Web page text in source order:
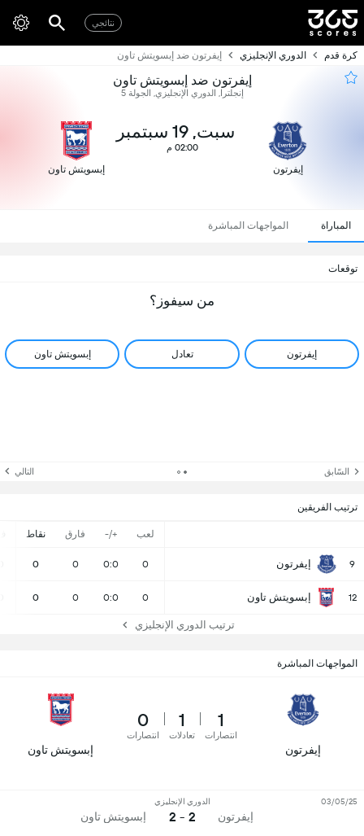
نتائجي
كرة قدم الدوري الإنجليزي إيفرتون ضد إبسويتش تاون
إيفرتون ضد إبسويتش تاون
إنجلترا, الدوري الإنجليزي, الجولة 5
إيفرتون
سبت, 19 سبتمبر
02:00 م
إبسويتش تاون
المباراة المواجهات المباشرة
توقعات
من سيفوز؟
إيفرتون تعادل إبسويتش تاون
السّابق التالي
ترتيب الفريقين
لعب +/- فارق نقاط
9 إيفرتون 0
0:0
0
0
12 إبسويتش تاون 0
0:0
0
0
ترتيب الدوري الإنجليزي
المواجهات المباشرة
إيفرتون
1
انتصارات
1
تعادلات
0
انتصارات
إبسويتش تاون
إيفرتون
الدوري الإنجليزي
2 - 2 إبسويتش تاون
03/05/25